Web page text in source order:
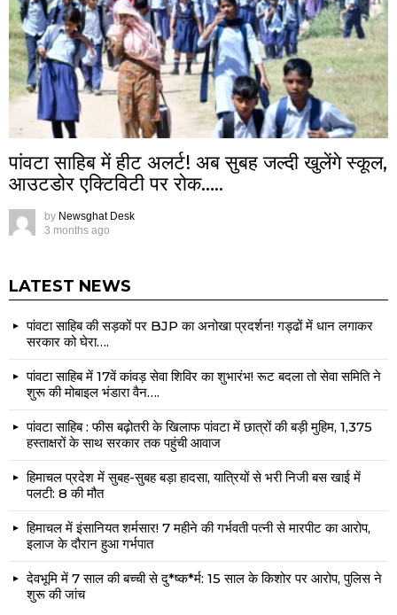
पांवटा साहिब में हीट अलर्ट! अब सुबह जल्दी खुलेंगे स्कूल,
आउटडोर एक्टिविटी पर रोक…..
by Newsghat Desk
3 months ago
LATEST NEWS
पांवटा साहिब की सड़कों पर BJP का अनोखा प्रदर्शन! गड्ढों में धान लगाकर
सरकार को घेरा….
पांवटा साहिब में 17वें कांवड़ सेवा शिविर का शुभारंभ! रूट बदला तो सेवा समिति ने
शुरू की मोबाइल भंडारा वैन….
पांवटा साहिब : फीस बढ़ोतरी के खिलाफ पांवटा में छात्रों की बड़ी मुहिम, 1,375
हस्ताक्षरों के साथ सरकार तक पहुंची आवाज
हिमाचल प्रदेश में सुबह-सुबह बड़ा हादसा, यात्रियों से भरी निजी बस खाई में
पलटी: 8 की मौत
हिमाचल में इंसानियत शर्मसार! 7 महीने की गर्भवती पत्नी से मारपीट का आरोप,
इलाज के दौरान हुआ गर्भपात
देवभूमि में 7 साल की बच्ची से दु*ष्क*र्म: 15 साल के किशोर पर आरोप, पुलिस ने
शुरू की जांच